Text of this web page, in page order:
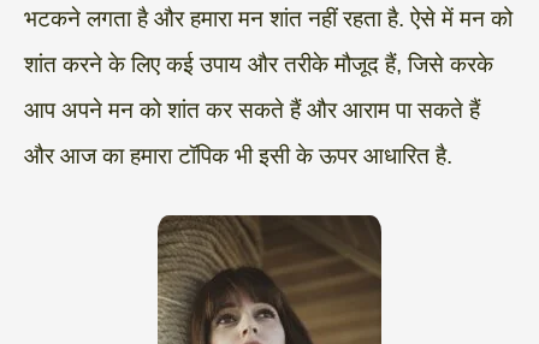
भटकने लगता है और हमारा मन शांत नहीं रहता है. ऐसे में मन को
शांत करने के लिए कई उपाय और तरीके मौजूद हैं, जिसे करके
आप अपने मन को शांत कर सकते हैं और आराम पा सकते हैं
और आज का हमारा टॉपिक भी इसी के ऊपर आधारित है.